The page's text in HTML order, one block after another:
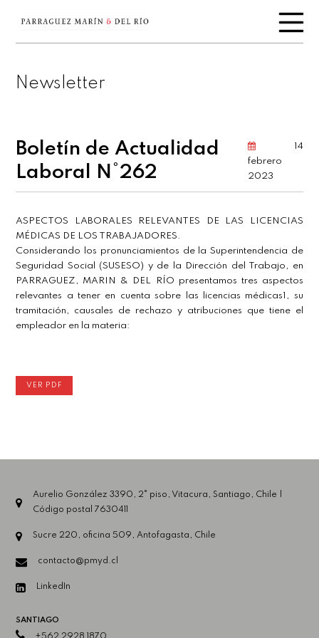
Newsletter
Boletín de Actualidad
Laboral N°262
14
febrero
2023
ASPECTOS LABORALES RELEVANTES DE LAS LICENCIAS
MÉDICAS DE LOS TRABAJADORES.
Considerando los pronunciamientos de la Superintendencia de
Seguridad Social (SUSESO) y de la Dirección del Trabajo, en
PARRAGUEZ, MARIN & DEL RÍO presentamos tres aspectos
relevantes a tener en cuenta sobre las licencias médicas1, su
tramitación, causales de rechazo y atribuciones que tiene el
empleador en la materia:
VER PDF
Aurelio González 3390, 2° piso, Vitacura, Santiago, Chile |
Código postal 7630411
Sucre 220, oficina 509, Antofagasta, Chile
contacto@pmyd.cl
LinkedIn
SANTIAGO